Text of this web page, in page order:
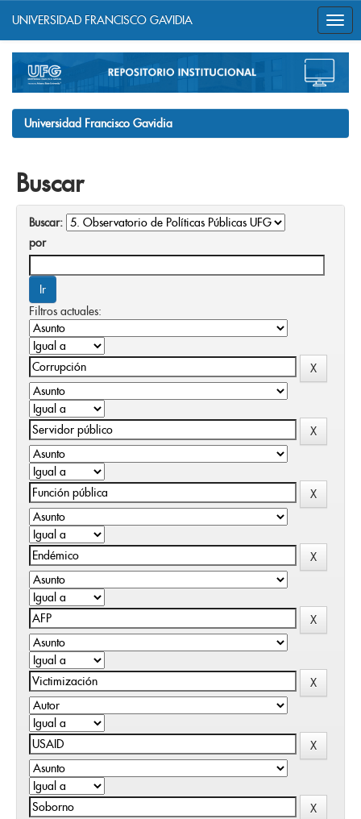
navigation
UNIVERSIDAD FRANCISCO GAVIDIA
Universidad Francisco Gavidia
Buscar
Buscar:
por
Filtros actuales: